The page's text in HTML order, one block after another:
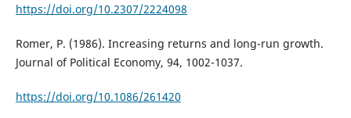
https://doi.org/10.2307/2224098
Romer, P. (1986). Increasing returns and long-run growth.
Journal of Political Economy, 94, 1002-1037.
https://doi.org/10.1086/261420